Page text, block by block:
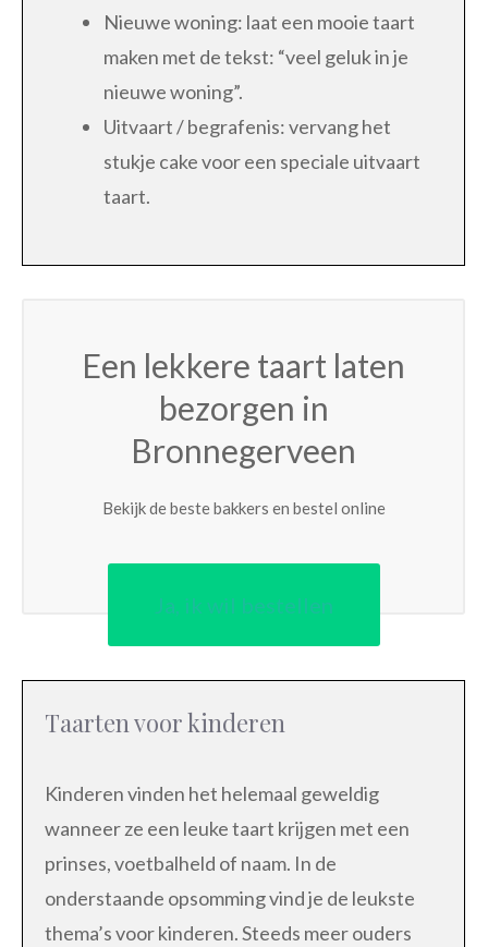
Nieuwe woning: laat een mooie taart
maken met de tekst: “veel geluk in je
nieuwe woning”.
Uitvaart / begrafenis: vervang het
stukje cake voor een speciale uitvaart
taart.
Een lekkere taart laten
bezorgen in
Bronnegerveen
Bekijk de beste bakkers en bestel online
Ja, ik wil bestellen
Taarten voor kinderen
Kinderen vinden het helemaal geweldig
wanneer ze een leuke taart krijgen met een
prinses, voetbalheld of naam. In de
onderstaande opsomming vind je de leukste
thema’s voor kinderen. Steeds meer ouders